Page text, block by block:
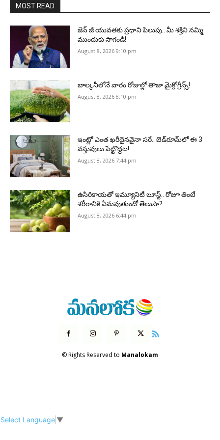
MOST READ
జెన్‌ జీ యువతకు ప్రధాని పిలుపు.. మీ శక్తిని నమ్మి
ముందుకు సాగండి!
August 8, 2026 9:10 pm
బాల్కనీలోనే వారం రోజుల్లో తాజా మైక్రోగ్రీన్స్‌!
August 8, 2026 8:10 pm
ఇంట్లో ఎంత ఖరీదైనవైనా సరే.. బెడ్‌రూమ్‌లో ఈ 3
వస్తువులు పెట్టొద్దట!
August 8, 2026 7:44 pm
ఉసిరికాయతో ఇమ్యూనిటీ బూస్ట్‌.. రోజూ తింటే
శరీరానికి ఏమవుతుందో తెలుసా?
August 8, 2026 6:44 pm
© Rights Reserved to Manalokam
Select Language ▼